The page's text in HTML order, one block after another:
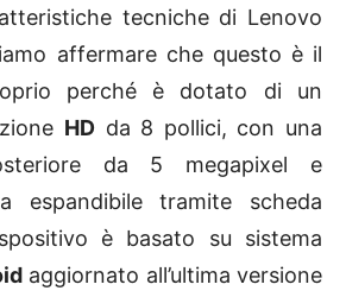
tecniche di Lenovo
affermare che questo è il
perché è dotato di un
HDda 8 pollici, con una
da 5 megapixel e
espandibile tramite scheda
è basato su sistema
aggiornato all’ultima versione